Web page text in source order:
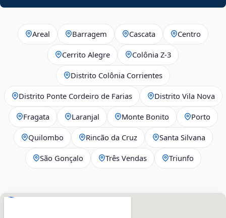
Areal Barragem Cascata Centro
Cerrito Alegre Colônia Z-3
Distrito Colônia Corrientes
Distrito Ponte Cordeiro de Farias Distrito Vila Nova
Fragata Laranjal Monte Bonito Porto
Quilombo Rincão da Cruz Santa Silvana
São Gonçalo Três Vendas Triunfo